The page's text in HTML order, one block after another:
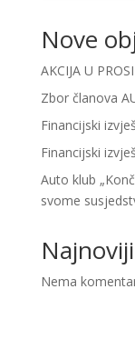
Nove
AKCIJA U
Zbor članova
Financijski
Financijski
Auto klub
svome
Nema